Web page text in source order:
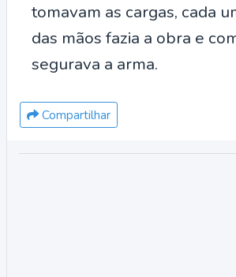
tomavam as cargas, cada
das mãos fazia a obra e
segurava a arma.
Compartilhar